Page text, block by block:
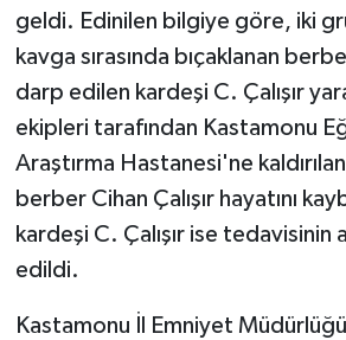
geldi. Edinilen bilgiye göre, iki
kavga sırasında bıçaklanan
darp edilen kardeşi C. Çalışır
ekipleri tarafından Kastamonu
Araştırma Hastanesi'ne
berber Cihan Çalışır hayatını
kardeşi C. Çalışır ise tedavisinin
edildi.
Kastamonu İl Emniyet